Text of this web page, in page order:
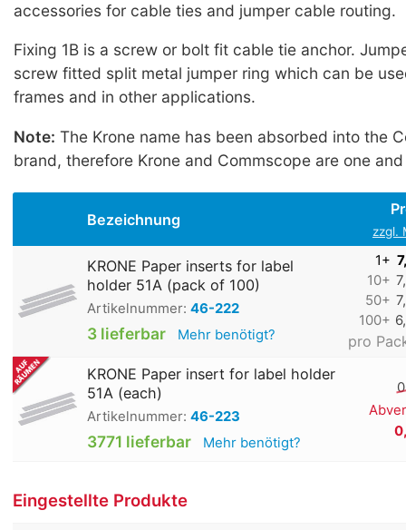
accessories for cable ties and jumper cable routing.
Fixing 1B is a screw or bolt fit cable tie anchor.
screw fitted split metal jumper ring which can be
frames and in other applications.
Note: The Krone name has been absorbed into the
brand, therefore Krone and Commscope are one
Bezeichnung
zzgl.
KRONE Paper inserts for label
holder 51A (pack of 100)
Artikelnummer: 46-222
3 lieferbar Mehr benötigt?
1+
10+
50+
100+
pro
KRONE Paper insert for label holder
51A (each)
Artikelnummer: 46-223
3771 lieferbar Mehr benötigt?
Eingestellte Produkte